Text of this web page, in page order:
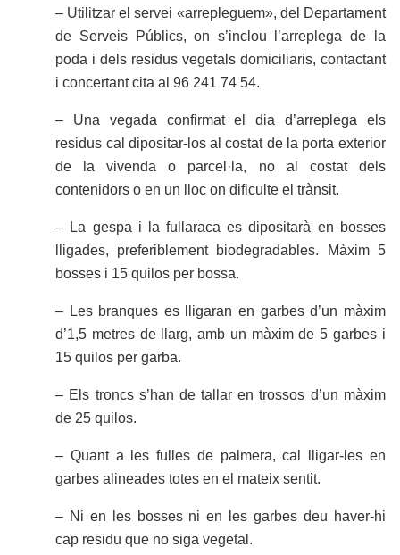
– Utilitzar el servei «arrepleguem», del Departament
de Serveis Públics, on s’inclou l’arreplega de la
poda i dels residus vegetals domiciliaris, contactant
i concertant cita al 96 241 74 54.
– Una vegada confirmat el dia d’arreplega els
residus cal dipositar-los al costat de la porta exterior
de la vivenda o parcel·la, no al costat dels
contenidors o en un lloc on dificulte el trànsit.
– La gespa i la fullaraca es dipositarà en bosses
lligades, preferiblement biodegradables. Màxim 5
bosses i 15 quilos per bossa.
– Les branques es lligaran en garbes d’un màxim
d’1,5 metres de llarg, amb un màxim de 5 garbes i
15 quilos per garba.
– Els troncs s’han de tallar en trossos d’un màxim
de 25 quilos.
– Quant a les fulles de palmera, cal lligar-les en
garbes alineades totes en el mateix sentit.
– Ni en les bosses ni en les garbes deu haver-hi
cap residu que no siga vegetal.